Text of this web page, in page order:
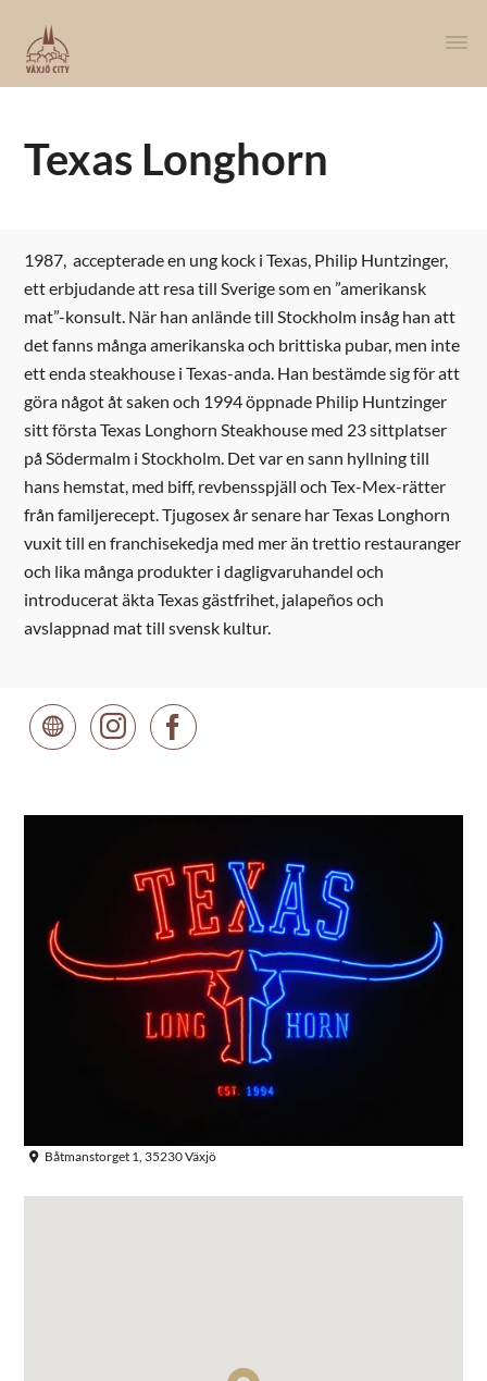
Texas Longhorn
1987, accepterade en ung kock i Texas, Philip Huntzinger,
ett erbjudande att resa till Sverige som en ”amerikansk
mat”-konsult. När han anlände till Stockholm insåg han att
det fanns många amerikanska och brittiska pubar, men inte
ett enda steakhouse i Texas-anda. Han bestämde sig för att
göra något åt saken och 1994 öppnade Philip Huntzinger
sitt första Texas Longhorn Steakhouse med 23 sittplatser
på Södermalm i Stockholm. Det var en sann hyllning till
hans hemstat, med biff, revbensspjäll och Tex-Mex-rätter
från familjerecept. Tjugosex år senare har Texas Longhorn
vuxit till en franchisekedja med mer än trettio restauranger
och lika många produkter i dagligvaruhandel och
introducerat äkta Texas gästfrihet, jalapeños och
avslappnad mat till svensk kultur.
Båtmanstorget 1, 35230 Växjö